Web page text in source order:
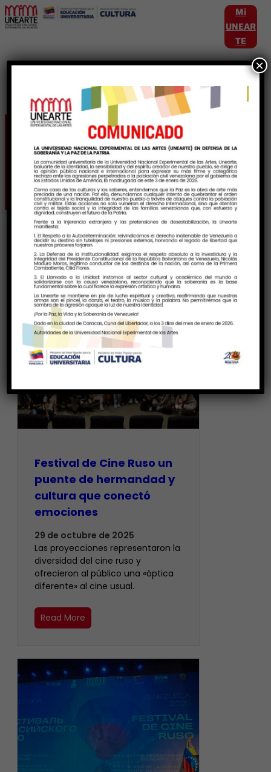
Mi
UNEAR
TE
Etiqueta:
TransformacionEducativa
Festival de Cine Ruso un
puente de hermandad y
cultura que conectó
emociones
29 de octubre de 2025
Las proyecciones representaron la
diversidad del cine ruso y
ofrecieron al público una «óptica
diferente» al cine usual.
Read More
×